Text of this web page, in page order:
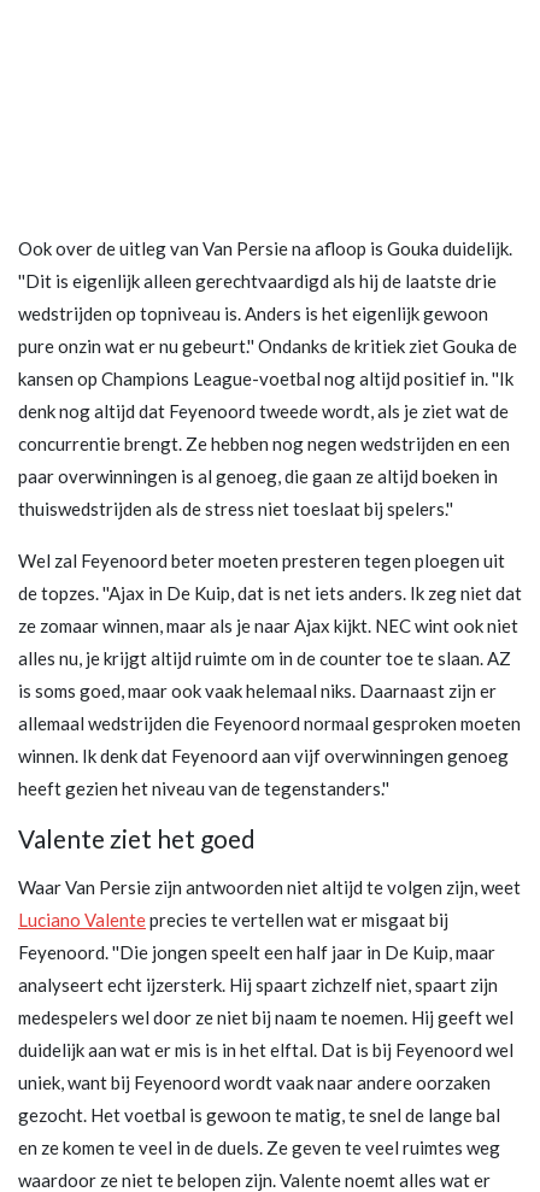
Ook over de uitleg van Van Persie na afloop is Gouka duidelijk.
''Dit is eigenlijk alleen gerechtvaardigd als hij de laatste drie
wedstrijden op topniveau is. Anders is het eigenlijk gewoon
pure onzin wat er nu gebeurt.'' Ondanks de kritiek ziet Gouka de
kansen op Champions League-voetbal nog altijd positief in. ''Ik
denk nog altijd dat Feyenoord tweede wordt, als je ziet wat de
concurrentie brengt. Ze hebben nog negen wedstrijden en een
paar overwinningen is al genoeg, die gaan ze altijd boeken in
thuiswedstrijden als de stress niet toeslaat bij spelers.''
Wel zal Feyenoord beter moeten presteren tegen ploegen uit
de topzes. ''Ajax in De Kuip, dat is net iets anders. Ik zeg niet dat
ze zomaar winnen, maar als je naar Ajax kijkt. NEC wint ook niet
alles nu, je krijgt altijd ruimte om in de counter toe te slaan. AZ
is soms goed, maar ook vaak helemaal niks. Daarnaast zijn er
allemaal wedstrijden die Feyenoord normaal gesproken moeten
winnen. Ik denk dat Feyenoord aan vijf overwinningen genoeg
heeft gezien het niveau van de tegenstanders.''
Valente ziet het goed
Waar Van Persie zijn antwoorden niet altijd te volgen zijn, weet
Luciano Valenteprecies te vertellen wat er misgaat bij
Feyenoord. ''Die jongen speelt een half jaar in De Kuip, maar
analyseert echt ijzersterk. Hij spaart zichzelf niet, spaart zijn
medespelers wel door ze niet bij naam te noemen. Hij geeft wel
duidelijk aan wat er mis is in het elftal. Dat is bij Feyenoord wel
uniek, want bij Feyenoord wordt vaak naar andere oorzaken
gezocht. Het voetbal is gewoon te matig, te snel de lange bal
en ze komen te veel in de duels. Ze geven te veel ruimtes weg
waardoor ze niet te belopen zijn. Valente noemt alles wat er